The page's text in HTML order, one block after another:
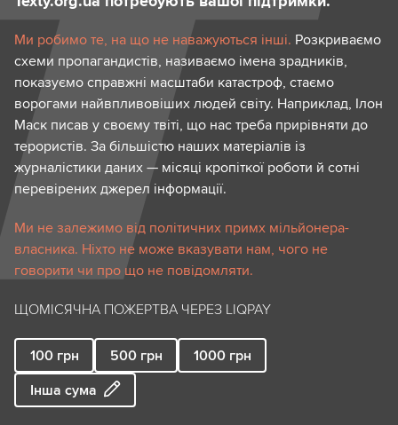
Ми робимо те, на що не наважуються інші. Розкриваємо
схеми пропагандистів, називаємо імена зрадників,
показуємо справжні масштаби катастроф, стаємо
ворогами найвпливовіших людей світу. Наприклад, Ілон
Маск писав у своєму твіті, що нас треба прирівняти до
терористів. За більшістю наших матеріалів із
журналістики даних — місяці кропіткої роботи й сотні
перевірених джерел інформації.
Ми не залежимо від політичних примх мільйонера-
власника. Ніхто не може вказувати нам, чого не
говорити чи про що не повідомляти.
ЩОМІСЯЧНА ПОЖЕРТВА ЧЕРЕЗ LIQPAY
100 грн 500 грн 1000 грн
Інша сума